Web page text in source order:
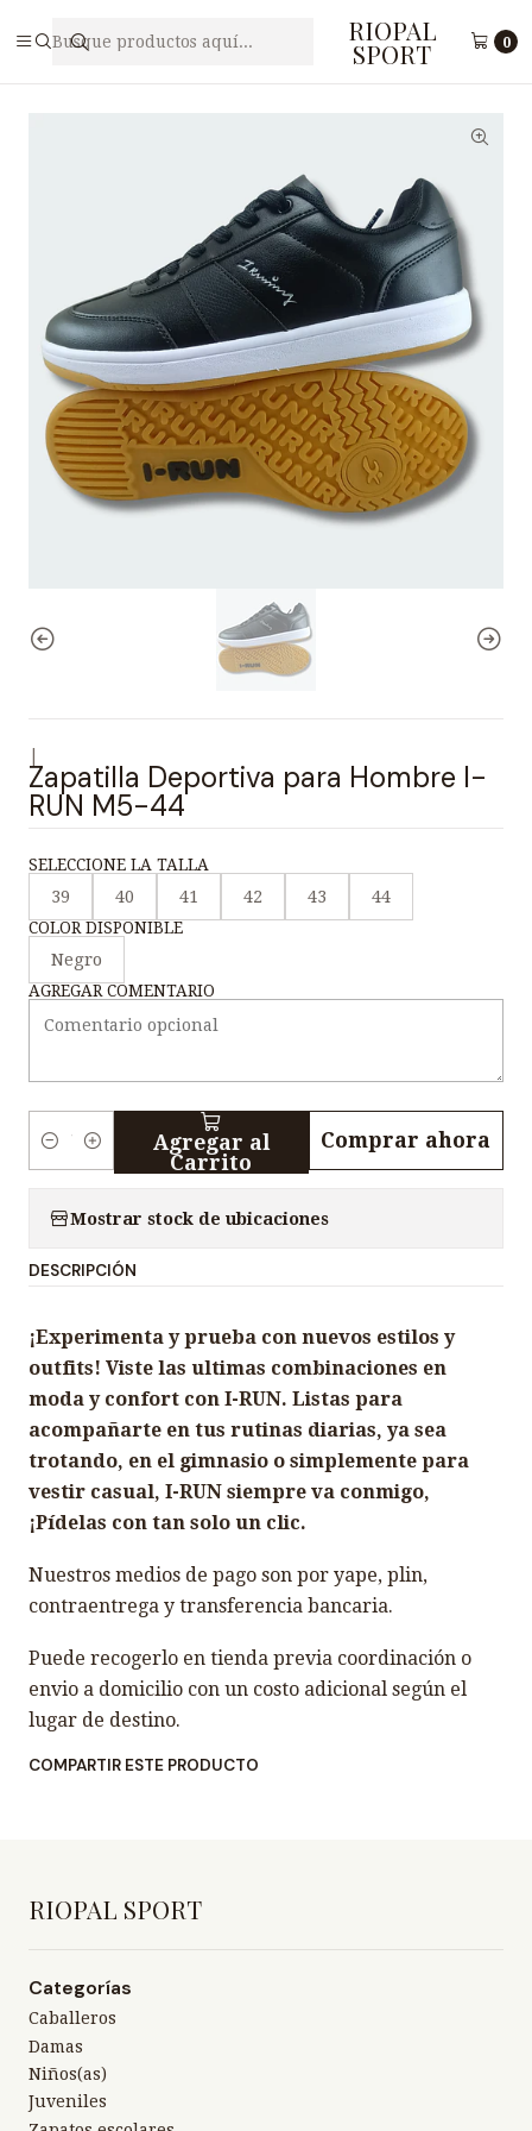
RIOPAL
SPORT 0
Zapatilla Deportiva para Hombre I-RUN M5-44
Zapatilla Deportiva para Hombre I-
RUN M5-44
SELECCIONE LA TALLA
39
40 41 42 43
44
COLOR DISPONIBLE
Negro
AGREGAR COMENTARIO
i
a
d
Agregar al
Carrito
Comprar ahora
Mostrar stock de ubicaciones
DESCRIPCIÓN
¡Experimenta y prueba con nuevos estilos y
outfits! Viste las ultimas combinaciones en
moda y confort con I-RUN. Listas para
acompañarte en tus rutinas diarias, ya sea
trotando, en el gimnasio o simplemente para
vestir casual, I-RUN siempre va conmigo,
¡Pídelas con tan solo un clic.
Nuestros medios de pago son por yape, plin,
contraentrega y transferencia bancaria.
Puede recogerlo en tienda previa coordinación o
envio a domicilio con un costo adicional según el
lugar de destino.
COMPARTIR ESTE PRODUCTO
RIOPAL SPORT
Categorías
Caballeros
Damas
Niños(as)
Juveniles